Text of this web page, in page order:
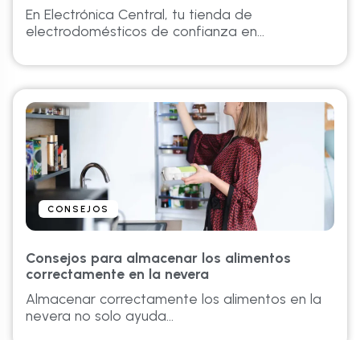
En Electrónica Central, tu tienda de
electrodomésticos de confianza en...
CONSEJOS
Consejos para almacenar los alimentos
correctamente en la nevera
Almacenar correctamente los alimentos en la
nevera no solo ayuda...